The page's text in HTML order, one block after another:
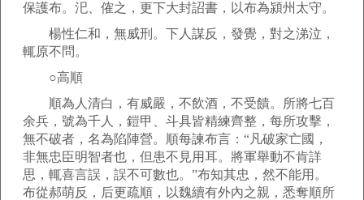
保護布。汜、傕之，更下大封詔書，以布為潁州太守。
楊性仁和，無威刑。下人謀反，發覺，對之涕泣，
輒原不問。
○高順
順為人清白，有威嚴，不飲酒，不受饋。所將七百
余兵，號為千人，鎧甲、斗具皆精練齊整，每所攻擊，
無不破者，名為陷陣營。順每諫布言：“凡破家亡國，
非無忠臣明智者也，但患不見用耳。將軍舉動不肯詳
思，輒喜言誤，誤不可數也。”布知其忠，然不能用。
布從郝萌反，后更疏順，以魏續有外內之親，悉奪順所